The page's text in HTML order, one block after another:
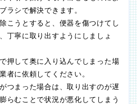
ラシで解決できます。
こうとすると、便器を傷つけてし
丁寧に取り出すようにしましょ
押して奥に入り込んでしまった場
者に依頼してください。
つまった場合は、取り出すのが遅
らむことで状況が悪化してしまう